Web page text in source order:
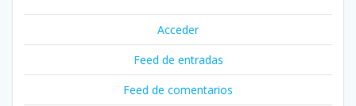
Acceder
Feed de entradas
Feed de comentarios